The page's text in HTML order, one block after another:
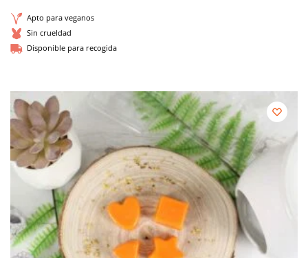
Apto para veganos
Sin crueldad
Disponible para recogida